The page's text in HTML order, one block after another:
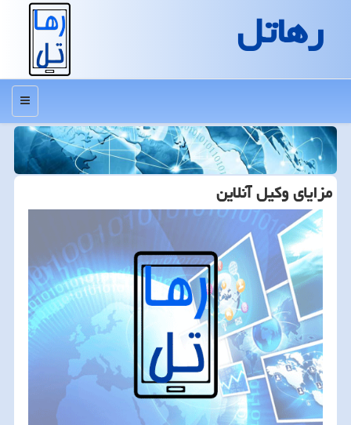
رهاتل
منو
مزایای وكیل آنلاین